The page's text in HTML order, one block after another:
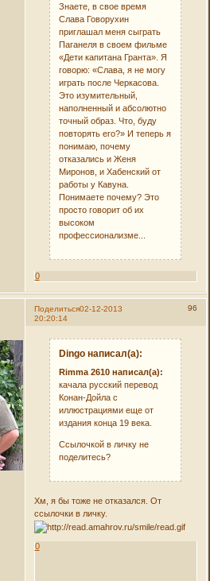
Знаете, в свое время
Слава Говорухин
приглашал меня сыграть
Паганеля в своем фильме
«Дети капитана Гранта». Я
говорю: «Слава, я не могу
играть после Черкасова.
Это изумительный,
наполненный и абсолютно
точный образ. Что, буду
повторять его?» И теперь я
понимаю, почему
отказались и Женя
Миронов, и Хабенский от
работы у Кавуна.
Понимаете почему? Это
просто говорит об их
высоком
профессионализме...
0
Поделиться 96
02-12-2013
20:20:14
Dingo написал(а):
Rimma 2610 написал(а):
качала русский перевод
Конан-Дойла с
иллюстрациями еще от
издания конца 19 века.
Ссылочкой в личку не
поделитесь?
Хм, я бы тоже не отказался. От
ссылочки в личку.
0